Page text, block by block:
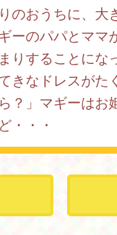
のおうちに、大
ーのパパとママ
りすることにな
きなドレスがた
？」マギーはお
・・・